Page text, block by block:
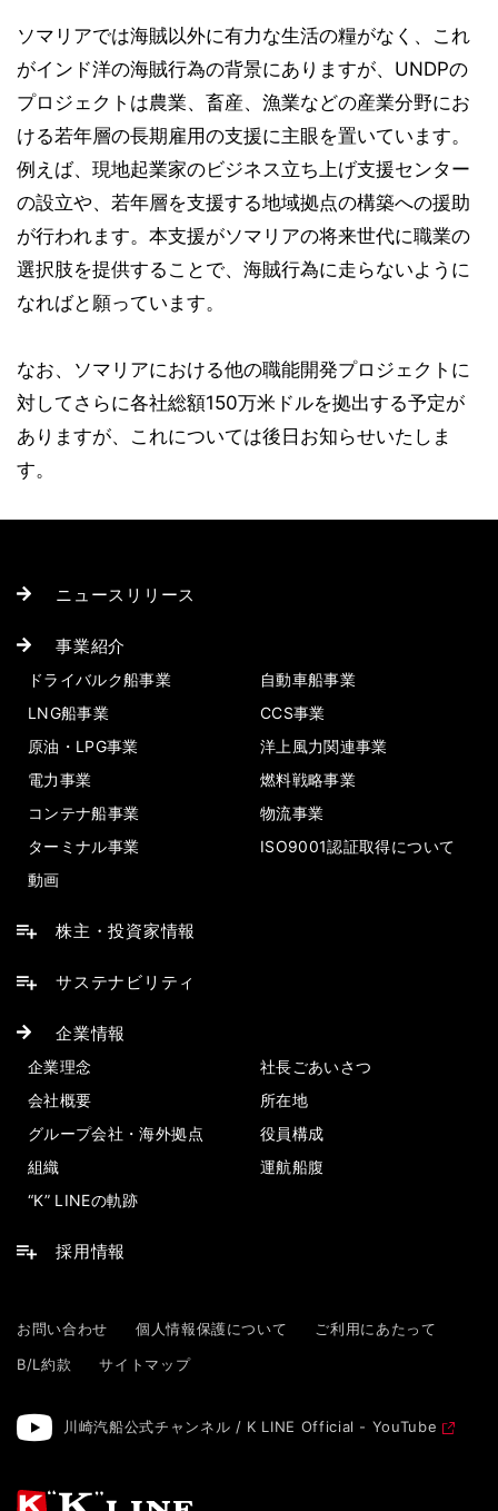
ソマリアでは海賊以外に有力な生活の糧がなく、これ
がインド洋の海賊行為の背景にありますが、UNDPの
プロジェクトは農業、畜産、漁業などの産業分野にお
ける若年層の長期雇用の支援に主眼を置いています。
例えば、現地起業家のビジネス立ち上げ支援センター
の設立や、若年層を支援する地域拠点の構築への援助
が行われます。本支援がソマリアの将来世代に職業の
選択肢を提供することで、海賊行為に走らないように
なればと願っています。
なお、ソマリアにおける他の職能開発プロジェクトに
対してさらに各社総額150万米ドルを拠出する予定が
ありますが、これについては後日お知らせいたしま
す。
ニュースリリース
事業紹介
ドライバルク船事業
自動車船事業
LNG船事業
CCS事業
原油・LPG事業
洋上風力関連事業
電力事業
燃料戦略事業
コンテナ船事業
物流事業
ターミナル事業
ISO9001認証取得について
動画
株主・投資家情報
サステナビリティ
企業情報
企業理念
社長ごあいさつ
会社概要
所在地
グループ会社・海外拠点
役員構成
組織
運航船腹
“K” LINEの軌跡
採用情報
お問い合わせ 個人情報保護について
ご利用にあたって
B/L約款
サイトマップ
川崎汽船公式チャンネル / K LINE Official - YouTube